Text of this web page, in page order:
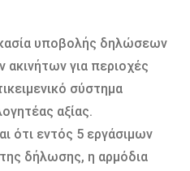
υποβολής δηλώσεων
για περιοχές
σύστημα
αξίας.
ότι εντός 5 εργάσιμων
δήλωσης, η αρμόδια